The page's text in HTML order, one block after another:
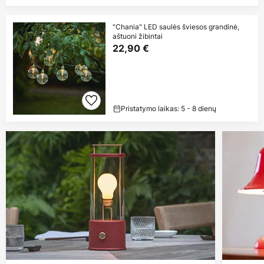
"Chania" LED saulės šviesos grandinė,
aštuoni žibintai
22,90 €
Pristatymo laikas: 5 - 8 dienų